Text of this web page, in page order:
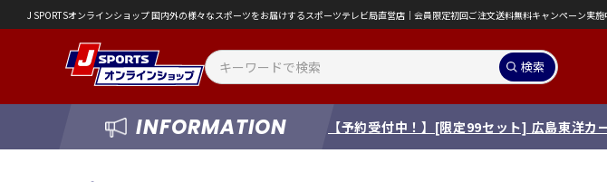
J SPORTSオンラインショップ 国内外の様々なスポーツをお届けするスポーツテレビ局直営店｜会員限定初回ご注文送料無料キャンペーン実施
検索
INFORMATION 【予約受付中！】[限定99セット] 広島東洋